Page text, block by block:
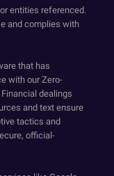
entities referenced.
and complies with
that has
with our Zero-
dealings
and text ensure
tactics and
official-